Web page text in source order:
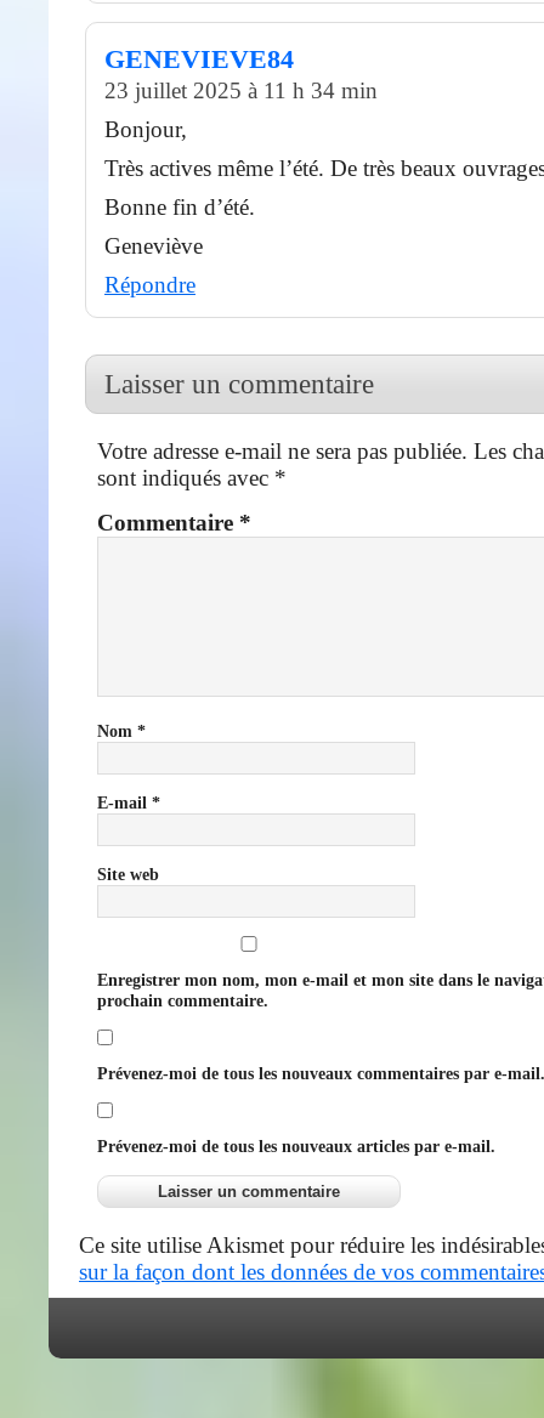
GENEVIEVE84
23 juillet 2025 à 11 h 34 min
Bonjour,
Très actives même l’été. De très beaux
Bonne fin d’été.
Geneviève
Répondre
Laisser un commentaire
Votre adresse e-mail ne sera pas publiée. Les
sont indiqués avec *
Commentaire *
Nom *
E-mail *
Site web
Enregistrer mon nom, mon e-mail et mon site dans le
prochain commentaire.
Prévenez-moi de tous les nouveaux commentaires par e-mail.
Prévenez-moi de tous les nouveaux articles par e-mail.
Ce site utilise Akismet pour réduire les
sur la façon dont les données de vos